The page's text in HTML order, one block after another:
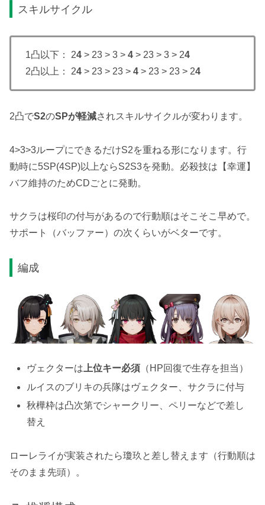
スキルサイクル
1凸以下： 24 > 23 > 3 > 4 > 23 > 3 > 24
2凸以上： 24 > 23 > 23 > 4 > 23 > 23 > 24
2凸でS2のSPが軽減されスキルサイクルが変わります。
4>3>3ループにできるだけS2を重ねる形になります。行
動時に5SP(4SP)以上ならS2S3を発動。必殺技は【幸運】
バフ維持のためCDごとに発動。
サクラは桜印の付与があるので行動順はそこそこ早めで。
サポート（バッファー）の次くらいがベターです。
編成
ヴェクターは 上位キー必須 （HP回復で生存を担当）
ルイスのブリキの兵隊はヴェクター、サクラに付与
秋樺枠は凸次第でシャークリー、ペリーなどで差し
替え
ローレライが実装されたら瓊玖と差し替えます（行動順は
そのまま先頭）。